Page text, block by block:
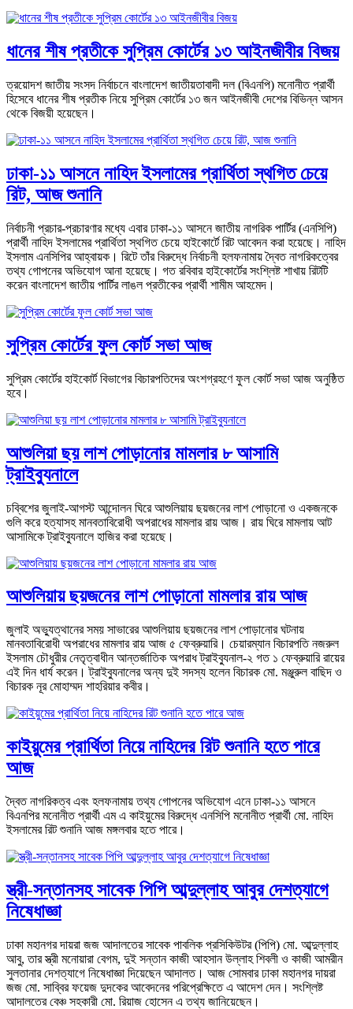
ধানের শীষ প্রতীকে সুপ্রিম কোর্টের ১৩ আইনজীবীর বিজয়
ত্রয়োদশ জাতীয় সংসদ নির্বাচনে বাংলাদেশ জাতীয়তাবাদী দল (বিএনপি) মনোনীত প্রার্থী
হিসেবে ধানের শীষ প্রতীক নিয়ে সুপ্রিম কোর্টের ১৩ জন আইনজীবী দেশের বিভিন্ন আসন
থেকে বিজয়ী হয়েছেন।
ঢাকা-১১ আসনে নাহিদ ইসলামের প্রার্থিতা স্থগিত চেয়ে
রিট, আজ শুনানি
নির্বাচনী প্রচার-প্রচারণার মধ্যে এবার ঢাকা-১১ আসনে জাতীয় নাগরিক পার্টির (এনসিপি)
প্রার্থী নাহিদ ইসলামের প্রার্থিতা স্থগিত চেয়ে হাইকোর্টে রিট আবেদন করা হয়েছে। নাহিদ
ইসলাম এনসিপির আহ্বায়ক। রিটে তাঁর বিরুদ্ধে নির্বাচনী হলফনামায় দ্বৈত নাগরিকত্বের
তথ্য গোপনের অভিযোগ আনা হয়েছে। গত রবিবার হাইকোর্টের সংশ্লিষ্ট শাখায় রিটটি
করেন বাংলাদেশ জাতীয় পার্টির লাঙল প্রতীকের প্রার্থী শামীম আহমেদ।
সুপ্রিম কোর্টের ফুল কোর্ট সভা আজ
সুপ্রিম কোর্টের হাইকোর্ট বিভাগের বিচারপতিদের অংশগ্রহণে ফুল কোর্ট সভা আজ অনুষ্ঠিত
হবে।
আশুলিয়া ছয় লাশ পোড়ানোর মামলার ৮ আসামি
ট্রাইব্যুনালে
চব্বিশের জুলাই-আগস্ট আন্দোলন ঘিরে আশুলিয়ায় ছয়জনের লাশ পোড়ানো ও একজনকে
গুলি করে হত্যাসহ মানবতাবিরোধী অপরাধের মামলার রায় আজ। রায় ঘিরে মামলায় আট
আসামিকে ট্রাইব্যুনালে হাজির করা হয়েছে।
আশুলিয়ায় ছয়জনের লাশ পোড়ানো মামলার রায় আজ
জুলাই অভ্যুত্থানের সময় সাভারের আশুলিয়ায় ছয়জনের লাশ পোড়ানোর ঘটনায়
মানবতাবিরোধী অপরাধের মামলার রায় আজ ৫ ফেব্রুয়ারি। চেয়ারম্যান বিচারপতি নজরুল
ইসলাম চৌধুরীর নেতৃত্বাধীন আন্তর্জাতিক অপরাধ ট্রাইব্যুনাল-২ গত ১ ফেব্রুয়ারি রায়ের
এই দিন ধার্য করেন। ট্রাইব্যুনালের অন্য দুই সদস্য হলেন বিচারক মো. মঞ্জুরুল বাছিদ ও
বিচারক নূর মোহাম্মদ শাহরিয়ার কবীর।
কাইয়ুমের প্রার্থিতা নিয়ে নাহিদের রিট শুনানি হতে পারে
আজ
দ্বৈত নাগরিকত্ব এবং হলফনামায় তথ্য গোপনের অভিযোগ এনে ঢাকা-১১ আসনে
বিএনপির মনোনীত প্রার্থী এম এ কাইয়ুমের বিরুদ্ধে এনসিপি মনোনীত প্রার্থী মো. নাহিদ
ইসলামের রিট শুনানি আজ মঙ্গলবার হতে পারে।
স্ত্রী-সন্তানসহ সাবেক পিপি আব্দুল্লাহ আবুর দেশত্যাগে
নিষেধাজ্ঞা
ঢাকা মহানগর দায়রা জজ আদালতের সাবেক পাবলিক প্রসিকিউটর (পিপি) মো. আব্দুল্লাহ
আবু, তার স্ত্রী মনোয়ারা বেগম, দুই সন্তান কাজী আহসান উল্লাহ শিবলী ও কাজী আমরীন
সুলতানার দেশত্যাগে নিষেধাজ্ঞা দিয়েছেন আদালত। আজ সোমবার ঢাকা মহানগর দায়রা
জজ মো. সাব্বির ফয়েজ দুদকের আবেদনের পরিপ্রেক্ষিতে এ আদেশ দেন। সংশ্লিষ্ট
আদালতের বেঞ্চ সহকারী মো. রিয়াজ হোসেন এ তথ্য জানিয়েছেন।